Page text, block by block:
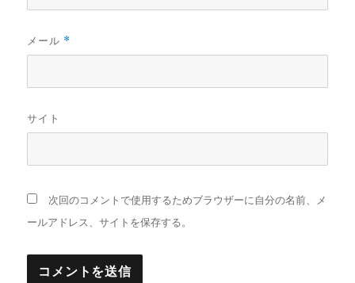
メール *
サイト
次回のコメントで使用するためブラウザーに自分の名前、メ
ールアドレス、サイトを保存する。